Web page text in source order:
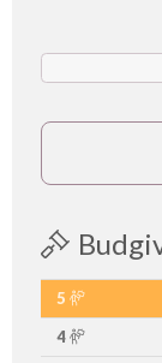
5
4